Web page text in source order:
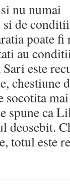
nu numai
de
poate fi
au
este
chestiune
spune ca
totul este